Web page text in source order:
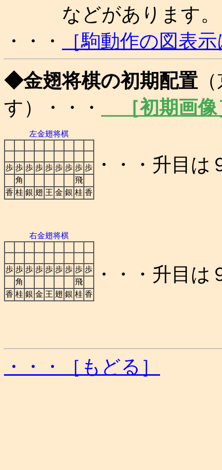
などがあります。
・・・
［駒動作の図表
◆金翅将棋の初期配置
す）・・・
［初期画像
左金翅将棋
歩 歩 歩 歩 歩 歩 歩 歩 歩
角
飛
香 桂 銀 翅 王 金 銀 桂 香
・・・升目
右金翅将棋
歩 歩 歩 歩 歩 歩 歩 歩 歩
角
飛
香 桂 銀 金 王 翅 銀 桂 香
・・・升目
・・・［もどる］